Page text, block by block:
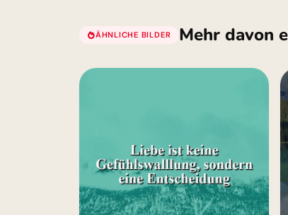
ÄHNLICHE BILDER Mehr davon